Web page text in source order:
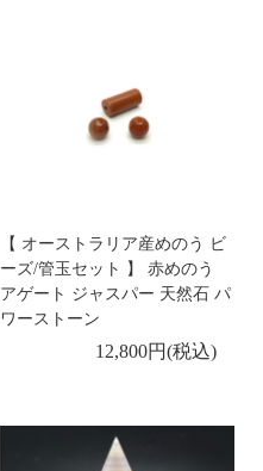
【 オーストラリア産めのう ビ
ーズ/管玉セット 】 赤めのう
アゲート ジャスパー 天然石 パ
ワーストーン
12,800円(税込)